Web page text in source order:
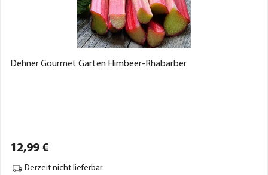
Dehner Gourmet Garten Himbeer-Rhabarber
12,99 €
Derzeit nicht lieferbar